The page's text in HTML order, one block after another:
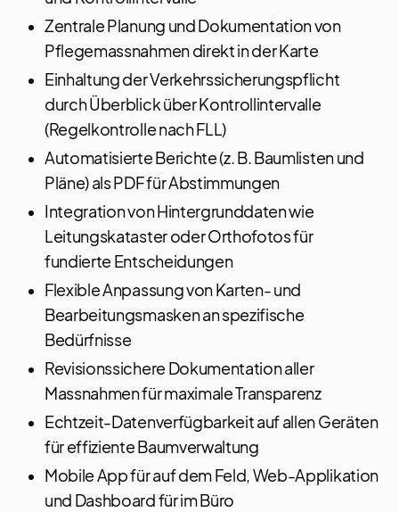
Zentrale Planung und Dokumentation von
Pflegemassnahmen direkt in der Karte
Einhaltung der Verkehrssicherungspflicht
durch Überblick über Kontrollintervalle
(Regelkontrolle nach FLL)
Automatisierte Berichte (z. B. Baumlisten und
Pläne) als PDF für Abstimmungen
Integration von Hintergrunddaten wie
Leitungskataster oder Orthofotos für
fundierte Entscheidungen
Flexible Anpassung von Karten- und
Bearbeitungsmasken an spezifische
Bedürfnisse
Revisionssichere Dokumentation aller
Massnahmen für maximale Transparenz
Echtzeit-Datenverfügbarkeit auf allen Geräten
für effiziente Baumverwaltung
Mobile App für auf dem Feld, Web-Applikation
und Dashboard für im Büro